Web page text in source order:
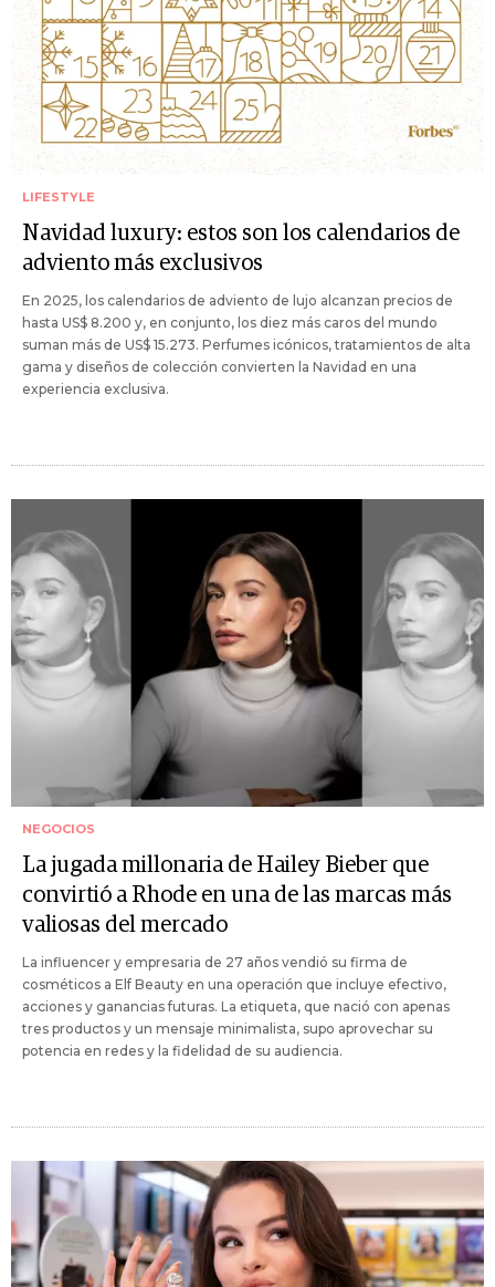
LIFESTYLE
Navidad luxury: estos son los calendarios de
adviento más exclusivos
En 2025, los calendarios de adviento de lujo alcanzan precios de
hasta US$ 8.200 y, en conjunto, los diez más caros del mundo
suman más de US$ 15.273. Perfumes icónicos, tratamientos de alta
gama y diseños de colección convierten la Navidad en una
experiencia exclusiva.
NEGOCIOS
La jugada millonaria de Hailey Bieber que
convirtió a Rhode en una de las marcas más
valiosas del mercado
La influencer y empresaria de 27 años vendió su firma de
cosméticos a Elf Beauty en una operación que incluye efectivo,
acciones y ganancias futuras. La etiqueta, que nació con apenas
tres productos y un mensaje minimalista, supo aprovechar su
potencia en redes y la fidelidad de su audiencia.